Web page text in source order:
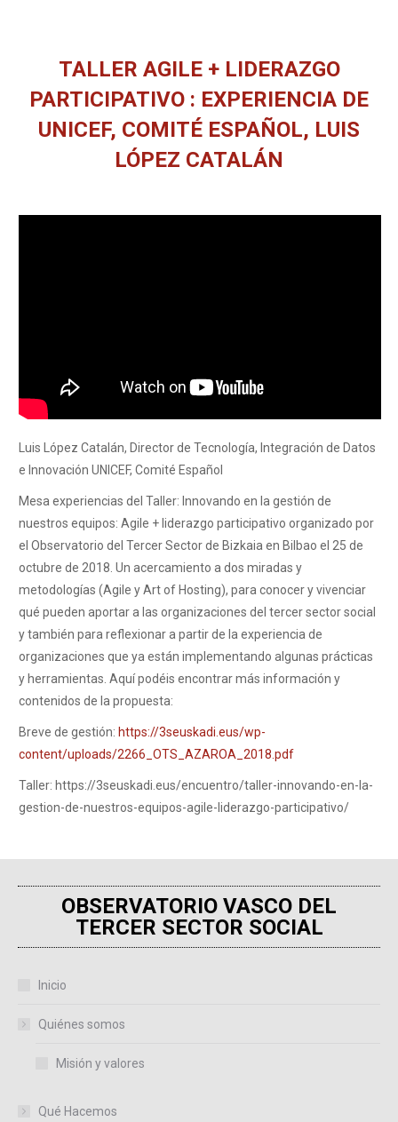
TALLER AGILE + LIDERAZGO
PARTICIPATIVO : EXPERIENCIA DE
UNICEF, COMITÉ ESPAÑOL, LUIS
LÓPEZ CATALÁN
Luis López Catalán, Director de Tecnología, Integración de Datos
e Innovación UNICEF, Comité Español
Mesa experiencias del Taller: Innovando en la gestión de
nuestros equipos: Agile + liderazgo participativo organizado por
el Observatorio del Tercer Sector de Bizkaia en Bilbao el 25 de
octubre de 2018. Un acercamiento a dos miradas y
metodologías (Agile y Art of Hosting), para conocer y vivenciar
qué pueden aportar a las organizaciones del tercer sector social
y también para reflexionar a partir de la experiencia de
organizaciones que ya están implementando algunas prácticas
y herramientas. Aquí podéis encontrar más información y
contenidos de la propuesta:
Breve de gestión: https://3seuskadi.eus/wp-
content/uploads/2266_OTS_AZAROA_2018.pdf
Taller: https://3seuskadi.eus/encuentro/taller-innovando-en-la-
gestion-de-nuestros-equipos-agile-liderazgo-participativo/
OBSERVATORIO VASCO DEL
TERCER SECTOR SOCIAL
Inicio
Quiénes somos
Misión y valores
Qué Hacemos